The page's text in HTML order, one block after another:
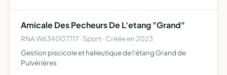
Amicale Des Pecheurs De L'etang "Grand"
RNA W634007717 · Sport · Créée en 2023
Gestion piscicole et halieutique de l'étang Grand de
Pulvérières